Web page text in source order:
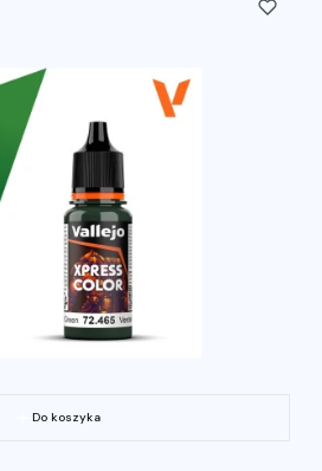
Do koszyka